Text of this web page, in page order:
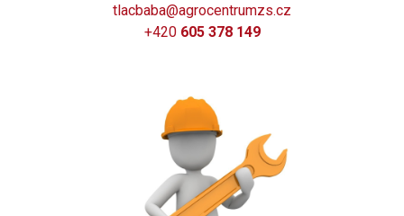
tlacbaba@agrocentrumzs.cz
+420 605 378 149